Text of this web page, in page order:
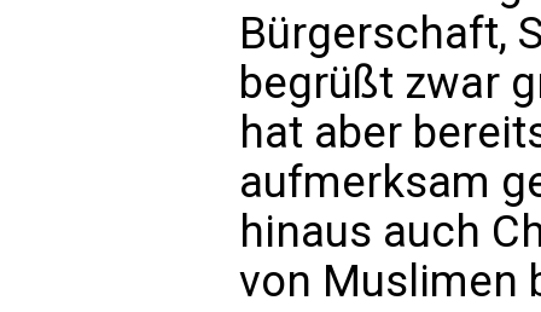
Bürgerschaft,
begrüßt zwar
hat aber
aufmerksam
hinaus auch
von Muslimen